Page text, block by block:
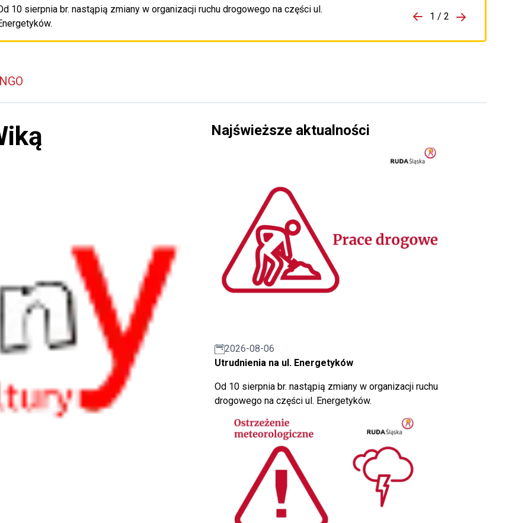
10 sierpnia br. nastąpią zmiany w organizacji ruchu drogowego na części ul.Przejdź do porzpedniego komunikatu 1 / 2
Przejdź do
Najświeższe aktualności
2026-08-06
Utrudnienia na ul. Energetyków
Od 10 sierpnia br. nastąpią zmiany w organizacji ruchu
drogowego na części ul. Energetyków.